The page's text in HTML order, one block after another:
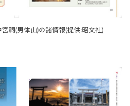
祠(男体山)の諸情報(提供:昭文社)